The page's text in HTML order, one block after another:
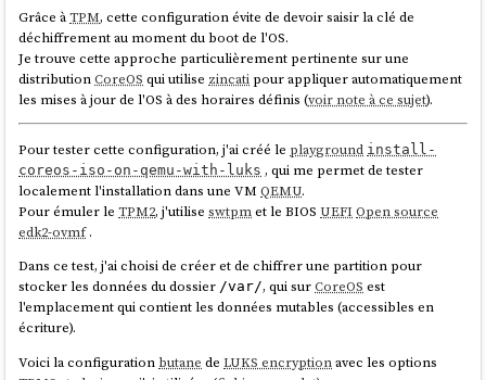
de la passphrase à partir despins, utilise l'algorithme Shamir's secret
sharing (SSS)pour répartir le secret à plusieurs endroits.
Voici quelques scénarios de conditions de déverrouillage queclevis
permet de configurer grâce àSSS:
TPM2 et Tang serveur 1
Tang serveur 1 ou Tang serveur 2
2 parmi Tang serveur 1, Tang serveur 2, Tang serveur 3
...
demande à l'utilisateur de saisir sa passphrase au clavier.
Je n'ai pas trouvé d'image
GitHub :https://github.com/padhi-homelab/docker_tang).
Grâce àTPM, cette configuration évite de devoir saisir la clé de
déchiffrement au moment du boot de l'OS.
Je trouve cette approche particulièrement pertinente sur une
distributionCoreOS qui utilise zincati pour appliquer automatiquement
les mises à jour de l'OS à des horaires définis (voir note à ce sujet).
Pour tester cette configuration, j'ai créé le playground install-
coreos-iso-on-qemu-with-luks , qui me permet de tester
localement l'installation dans une VMQEMU.
Pour émuler leTPM2, j'utiliseswtpmet le BIOSUEFI Open source
edk2-ovmf.
Dans ce test, j'ai choisi de créer et de chiffrer une partition pour
stocker les données du dossier /var/, qui surCoreOSest
l'emplacement qui contient les données mutables (accessibles en
écriture).
Voici la configuration butane deLUKS encryptionavec les options